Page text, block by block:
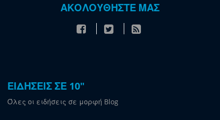
ΑΚΟΛΟΥΘΗΣΤΕ ΜΑΣ
ΕΙΔΗΣΕΙΣ ΣΕ 10"
Όλες οι ειδήσεις σε μορφή Blog